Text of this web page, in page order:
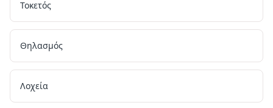
Τοκετός
Θηλασμός
Λοχεία